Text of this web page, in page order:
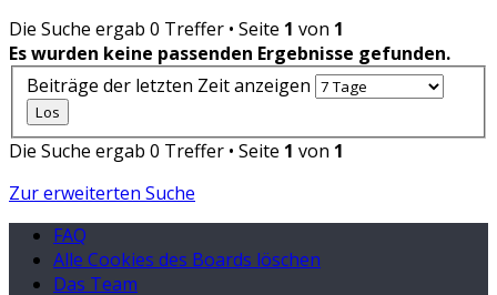
Die Suche ergab 0 Treffer • Seite 1 von 1
Es wurden keine passenden Ergebnisse gefunden.
Beiträge der letzten Zeit anzeigen
Die Suche ergab 0 Treffer • Seite 1 von 1
Zur erweiterten Suche
FAQ
Alle Cookies des Boards löschen
Das Team